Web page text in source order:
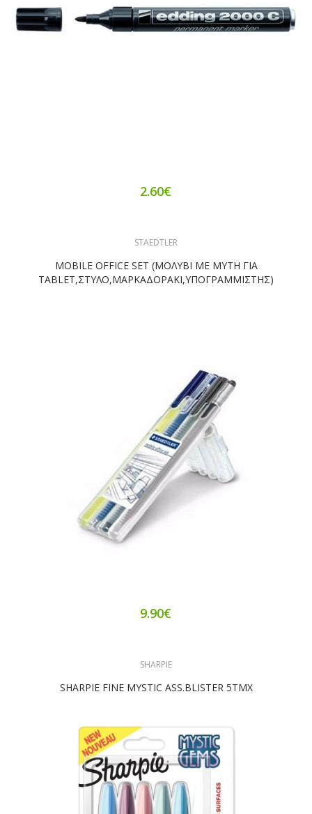
2.60€
STAEDTLER
MOBILE OFFICE SET (ΜΟΛΥΒΙ ΜΕ ΜΥΤΗ ΓΙΑ
TABLET,ΣΤΥΛΟ,ΜΑΡΚΑΔΟΡΑΚΙ,ΥΠΟΓΡΑΜΜΙΣΤΗΣ)
9.90€
SHARPIE
SHARPIE FINE MYSTIC ASS.BLISTER 5ΤΜΧ